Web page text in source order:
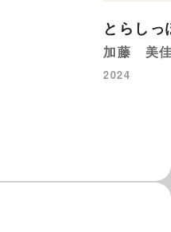
とらし
加藤 美
2024